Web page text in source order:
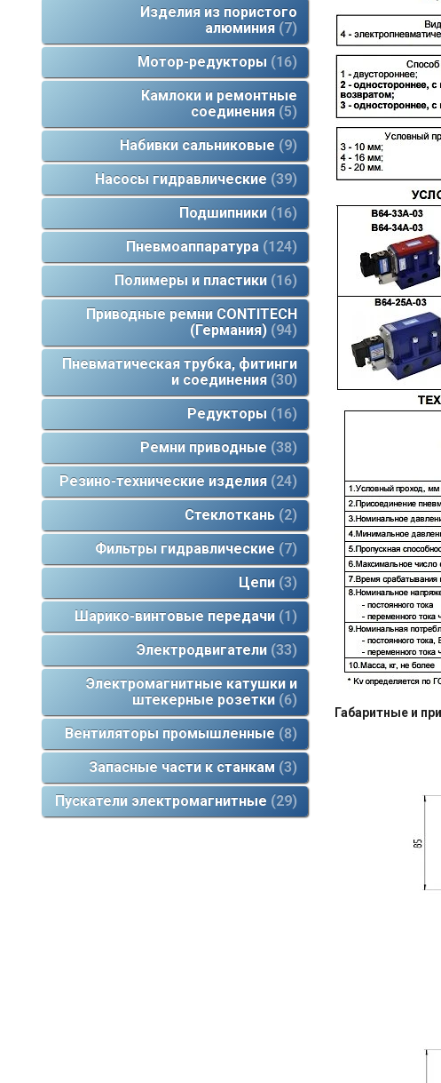
Изделия из пористого
алюминия 7
Мотор-редукторы
16
Камлоки и ремонтные
соединения 5
Набивки сальниковые
9
Насосы гидравлические 39
Подшипники 16
Пневмоаппаратура 124
Полимеры и пластики 16
Приводные ремни CONTITECH
(Германия) 94
Пневматическая трубка, фитинги
и соединения 30
Редукторы
16
Ремни приводные 38
Резино-технические изделия 24
Стеклоткань 2
Фильтры гидравлические
7
Цепи 3
Шарико-винтовые передачи 1
Электродвигатели 33
Электромагнитные катушки и
штекерные розетки 6
Вентиляторы промышленные
8
Запасные части к станкам 3
Пускатели электромагнитные
29
Габаритные и